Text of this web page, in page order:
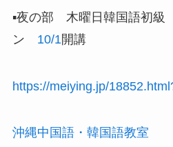
▪️夜の部 木曜日韓国語初級
ン 10/1開講
https://meiying.jp/
沖縄中国語・韓国語教室